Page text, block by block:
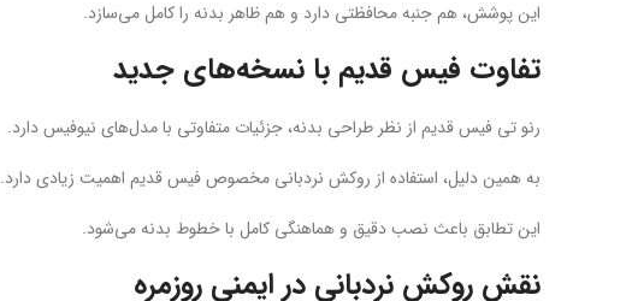
این پوشش، هم جنبه محافظتی دارد و هم ظاهر بدنه را کامل می‌سازد.
تفاوت فیس قدیم با نسخه‌های جدید
رنو تی فیس قدیم از نظر طراحی بدنه، جزئیات متفاوتی با مدل‌های نیوفیس دارد.
به همین دلیل، استفاده از روکش نردبانی مخصوص فیس قدیم اهمیت زیادی دارد.
این تطابق باعث نصب دقیق و هماهنگی کامل با خطوط بدنه می‌شود.
نقش روکش نردبانی در ایمنی روزمره